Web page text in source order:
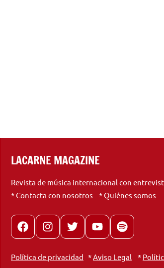
LACARNE MAGAZINE
Revista de música internacional con
*Contacta con nosotros *Quiénes somos
FacebookInstagram
X youtubespotify
Política de privacidad *Aviso Legal *